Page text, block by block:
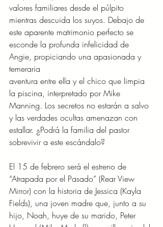
valores familiares desde el púlpito
mientras descuida los suyos. Debajo de
este aparente matrimonio perfecto se
esconde la profunda infelicidad de
Angie, propiciando una apasionada y
temeraria
aventura entre ella y el chico que limpia
la piscina, interpretado por Mike
Manning. Los secretos no estarán a salvo
y las verdades ocultas amenazan con
estallar. ¿Podrá la familia del pastor
sobrevivir a este escándalo?
El 15 de febrero será el estreno de
“Atrapada por el Pasado” (Rear View
Mirror) con la historia de Jessica (Kayla
Fields), una joven madre que, junto a su
hijo, Noah, huye de su marido, Peter